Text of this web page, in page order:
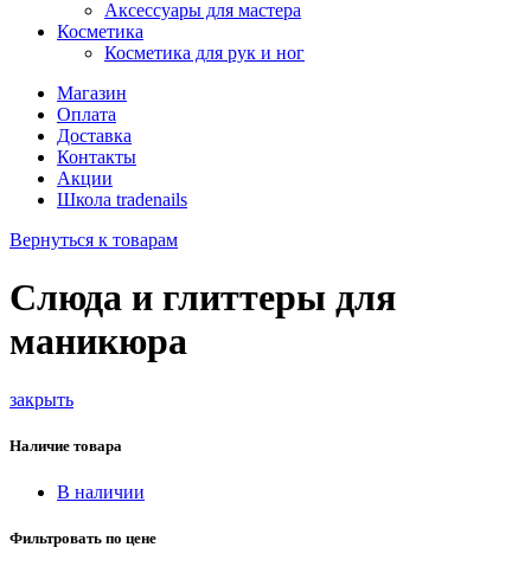
Аксессуары для мастера
Косметика
Косметика для рук и ног
Магазин
Оплата
Доставка
Контакты
Акции
Школа tradenails
Вернуться к товарам
Слюда и глиттеры для
маникюра
закрыть
Наличие товара
В наличии
Фильтровать по цене